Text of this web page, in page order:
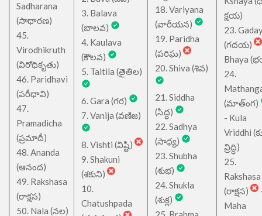
Sadharana
(సాధారణ)
45.
Virodhikruth
(విరోధికృతు)
46. Paridhavi
(పరీధావి)
47.
Pramadicha
(ప్రమాదీ)
48. Ananda
(ఆనంద)
49. Rakshasa
(రాక్షస)
50. Nala (నల)
3. Balava
(బాలవ)
4. Kaulava
(కౌలవ)
5. Taitila (తైతిల)
6. Gara (గర)
7. Vanija (వణిజ)
8. Vishti (విష్టి)
9. Shakuni
(శకుని)
10.
Chatushpada
18. Variyana
(వారీయన)
19. Paridha
(పరిఘ)
20. Shiva (శివ)
21. Siddha
(సిద్ధ)
22. Sadhya
(సాధ్య)
23. Shubha
(శుభ)
24. Shukla
(శుక్ల)
క్షయ)
23.
(గదయ)
Bhaya
24.
(మాత్ంగ)
- Kula
Vriddhi
వ్రిద్ధి)
25.
Rakshasa
(రాక్షస)
Maha